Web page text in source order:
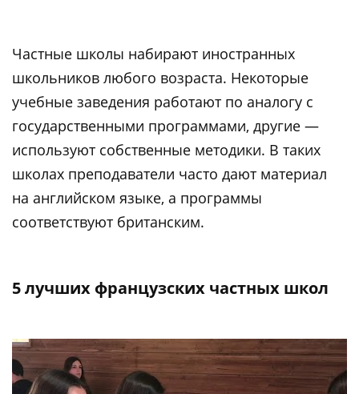
Частные школы набирают иностранных
школьников любого возраста. Некоторые
учебные заведения работают по аналогу с
государственными программами, другие —
используют собственные методики. В таких
школах преподаватели часто дают материал
на английском языке, а программы
соответствуют британским.
5 лучших французских частных школ